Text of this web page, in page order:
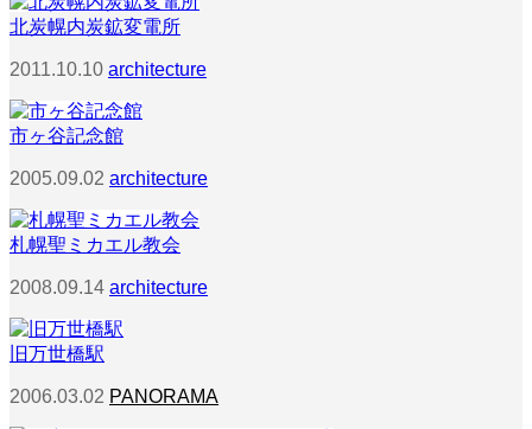
北炭幌内炭鉱変電所
2011.10.10 architecture
市ヶ谷記念館
2005.09.02 architecture
札幌聖ミカエル教会
2008.09.14 architecture
旧万世橋駅
2006.03.02 PANORAMA